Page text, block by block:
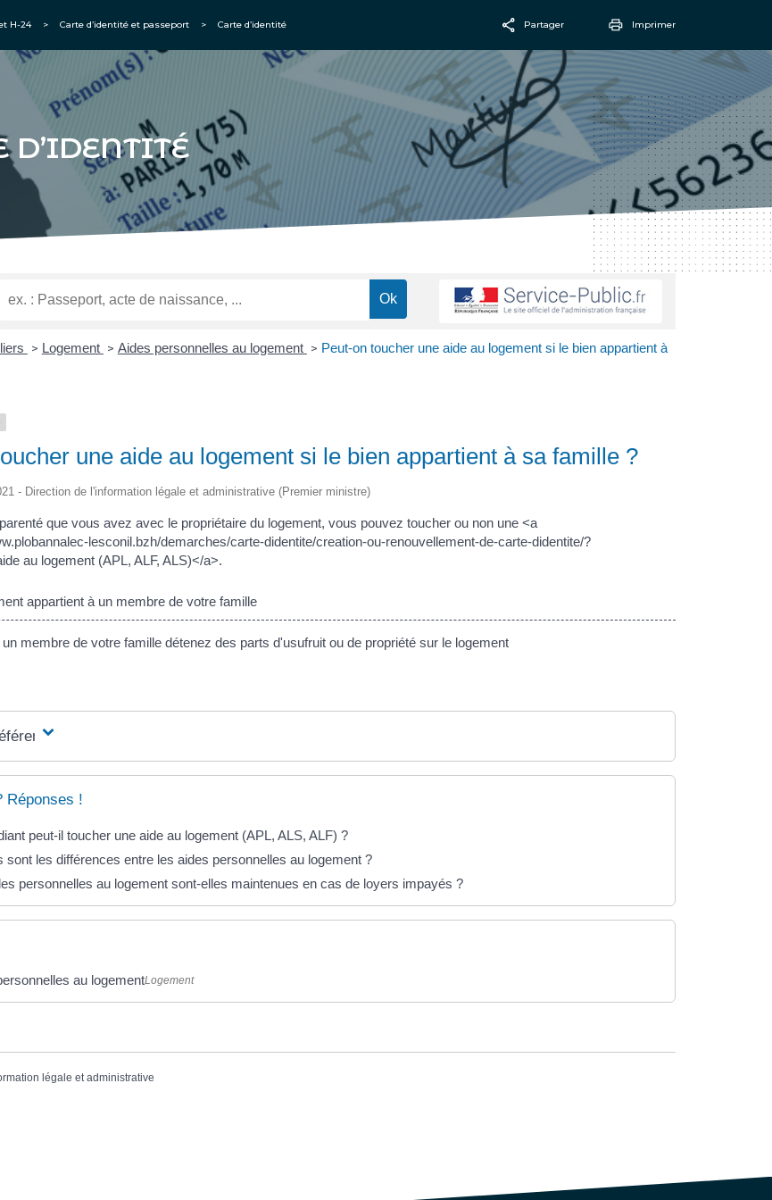
H-24 > Carte d’identité et passeport > Carte d’identité Partager
Facebook
Email
Imprimer
D’IDENTITÉ
> Logement > Aides personnelles au logement > Peut-on toucher une aide au logement si le bien appartient à
une aide au logement si le bien appartient à sa famille ?
- Direction de l'information légale et administrative (Premier ministre)
que vous avez avec le propriétaire du logement, vous pouvez toucher ou non une <a
lesconil.bzh/demarches/carte-didentite/creation-ou-renouvellement-de-carte-didentite/?
au logement (APL, ALF, ALS)</a>.
appartient à un membre de votre famille
membre de votre famille détenez des parts d'usufruit ou de propriété sur le logement
Réponses !
peut-il toucher une aide au logement (APL, ALS, ALF) ?
sont les différences entre les aides personnelles au logement ?
personnelles au logement sont-elles maintenues en cas de loyers impayés ?
au logementLogement
légale et administrative